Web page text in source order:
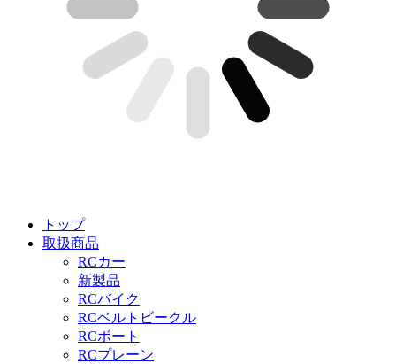
トップ
取扱商品
RCカー
新製品
RCバイク
RCベルトビークル
RCボート
RCプレーン